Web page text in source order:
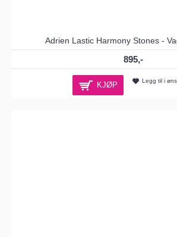
Adrien Lastic Harmony Stones -
895,-
KJØP Legg til i